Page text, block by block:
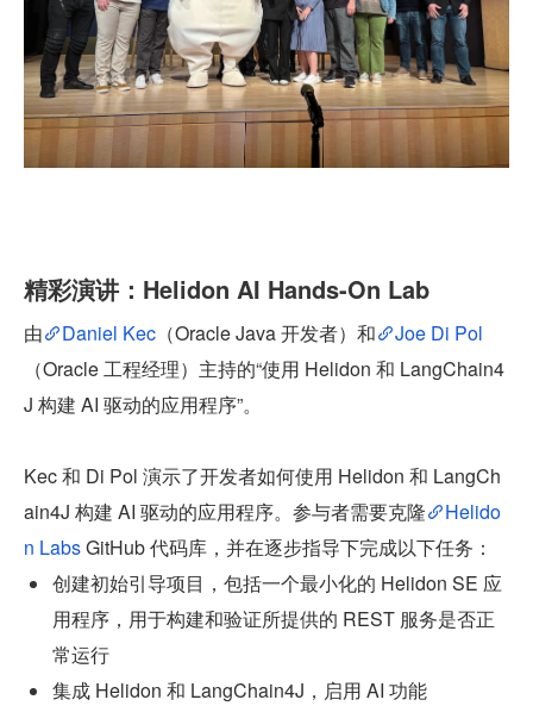
精彩演讲：Helidon AI Hands-On Lab
由 Daniel Kec （Oracle Java 开发者）和
Joe Di Pol
（Oracle 工程经理）主持的“使用 Helidon 和 LangChain4
J 构建 AI 驱动的应用程序”。
Kec 和 Di Pol 演示了开发者如何使用 Helidon 和 LangCh
ain4J 构建 AI 驱动的应用程序。参与者需要克隆
Helido
n Labs GitHub 代码库，并在逐步指导下完成以下任务：
创建初始引导项目，包括一个最小化的 Helidon SE 应
用程序，用于构建和验证所提供的 REST 服务是否正
常运行
集成 Helidon 和 LangChain4J，启用 AI 功能